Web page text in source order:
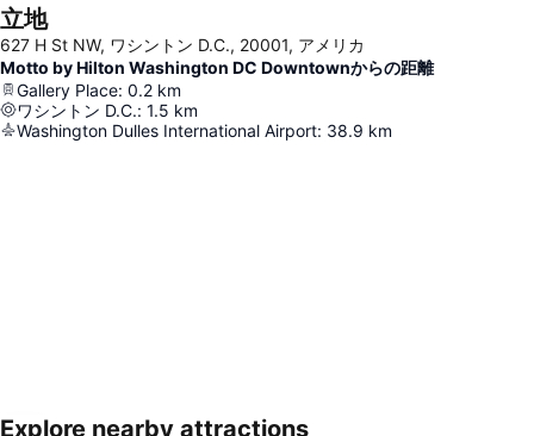
立地
627 H St NW, ワシントン D.C., 20001, アメリカ
Motto by Hilton Washington DC Downtownからの距離
Gallery Place: 0.2 km
ワシントン D.C.: 1.5 km
Washington Dulles International Airport: 38.9 km
Explore nearby attractions